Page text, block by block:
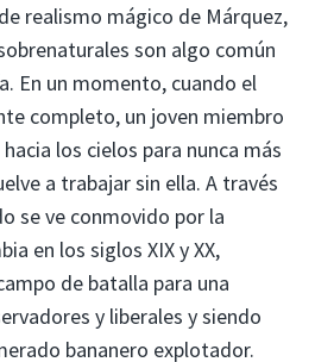
realismo mágico de Márquez,
son algo común
En un momento, cuando el
completo, un joven miembro
los cielos para nunca más
a trabajar sin ella. A través
se ve conmovido por la
en los siglos XIX y XX,
de batalla para una
y liberales y siendo
bananero explotador.